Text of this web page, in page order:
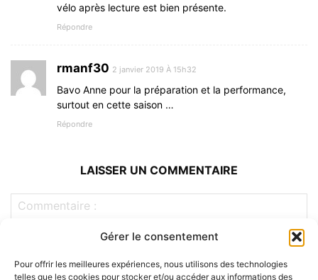
Gérer le consentement
Pour offrir les meilleures expériences, nous utilisons des technologies
telles que les cookies pour stocker et/ou accéder aux informations des
vélo après lecture est bien présente.
Répondre
rmanf30 2 janvier 2019 À 15h32
Bavo Anne pour la préparation et la performance,
surtout en cette saison …
Répondre
LAISSER UN COMMENTAIRE